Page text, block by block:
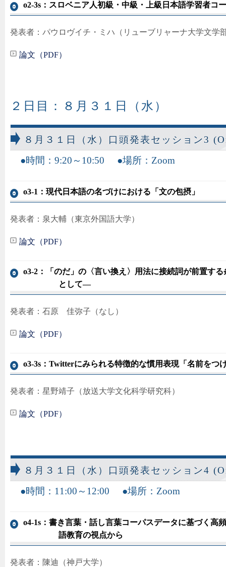
o2-3s：スロベニア人初級・中級・上級日本語学習者コ
発表者：パウロヴイチ・ミハ（リューブリャーナ大学文学
論文（PDF）
２日目：８月３１日（水）
８月３１日（水）口頭発表セッション3
時間：9:20～10:50
場所：Zoom
o3-1：現代日本語の名づけにおける「文の包摂」
発表者：泉大輔（東京外国語大学）
論文（PDF）
o3-2：「のだ」の〈言い換え〉用法に接続詞が前置す
として―
発表者：石原 佳弥子（なし）
論文（PDF）
o3-3s：Twitterにみられる特徴的な慣用表現「名前をつ
発表者：星野靖子（放送大学文化科学研究科）
論文（PDF）
８月３１日（水）口頭発表セッション4
時間：11:00～12:00
場所：Zoom
o4-1s：書き言葉・話し言葉コーパスデータに基づく高
語教育の視点から
発表者：陳迪（神戸大学）